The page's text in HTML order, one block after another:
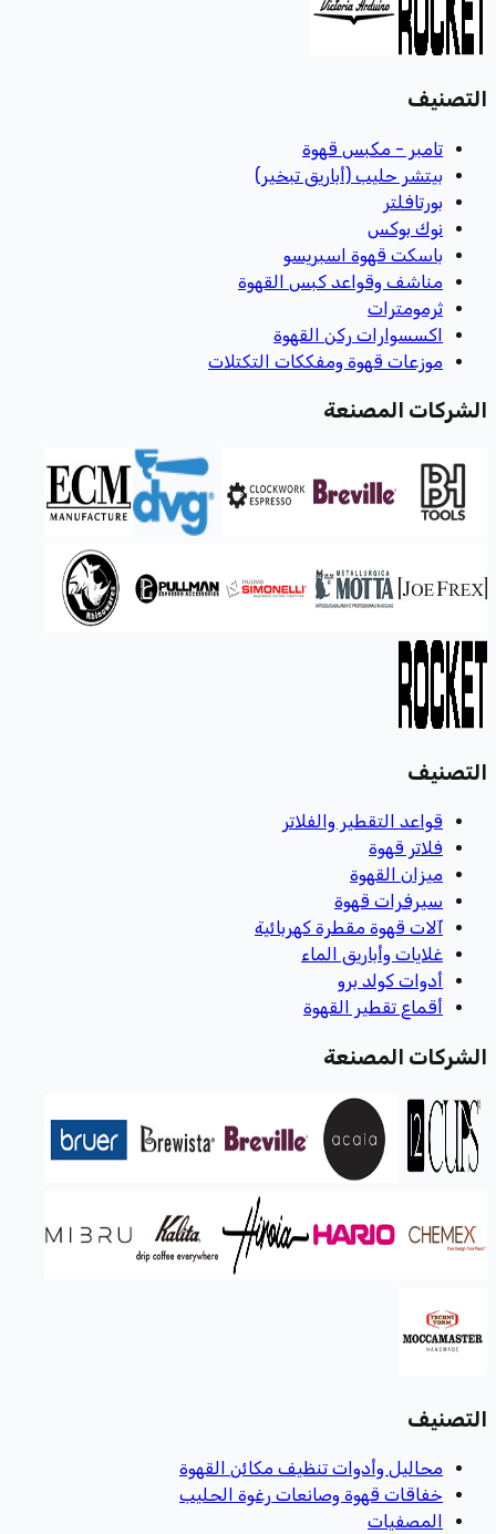
التصنيف
تامبر - مكبس قهوة
بيتشر حليب (أباريق تبخير)
بورتافلتر
نوك بوكس
باسكت قهوة اسبريسو
مناشف وقواعد كبس القهوة
ثرمومترات
اكسسوارات ركن القهوة
موزعات قهوة ومفككات التكتلات
الشركات المصنعة
التصنيف
قواعد التقطير والفلاتر
فلاتر قهوة
ميزان القهوة
سيرفرات قهوة
آلات قهوة مقطرة كهربائية
غلايات وأباريق الماء
أدوات كولد برو
أقماع تقطير القهوة
الشركات المصنعة
التصنيف
محاليل وأدوات تنظيف مكائن القهوة
خفاقات قهوة وصانعات رغوة الحليب
المصفيات